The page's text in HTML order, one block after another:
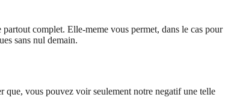
complet. Elle-meme vous permet, dans le cas pour
sans nul demain.
que, vous pouvez voir seulement notre negatif une telle